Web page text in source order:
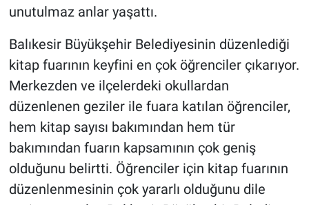
unutulmaz anlar yaşattı.
Balıkesir Büyükşehir Belediyesinin düzenlediği
kitap fuarının keyfini en çok öğrenciler çıkarıyor.
Merkezden ve ilçelerdeki okullardan
düzenlenen geziler ile fuara katılan öğrenciler,
hem kitap sayısı bakımından hem tür
bakımından fuarın kapsamının çok geniş
olduğunu belirtti. Öğrenciler için kitap fuarının
düzenlenmesinin çok yararlı olduğunu dile